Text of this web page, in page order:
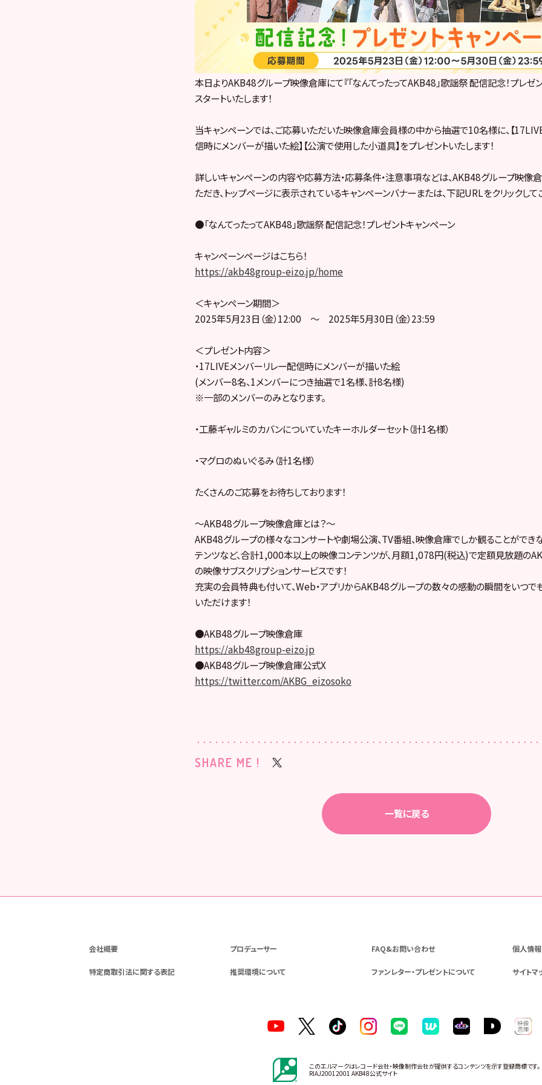
本日よりAKB48グループ映像倉庫にて『「なんてったってAKB48」歌謡祭 配信記念！プレゼ
スタートいたします！
当キャンペーンでは、ご応募いただいた映像倉庫会員様の中から抽選で10名様に、【
信時にメンバーが描いた絵】【公演で使用した小道具】をプレゼントいたします！
詳しいキャンペーンの内容や応募方法・応募条件・注意事項などは、AKB48グループ映像
ただき、トップページに表示されているキャンペーンバナーまたは、下記URLをクリックして
●「なんてったってAKB48」歌謡祭 配信記念！プレゼントキャンペーン
キャンペーンページはこちら！
https://akb48group-eizo.jp/home
＜キャンペーン期間＞
2025年5月23日（金）12:00 〜 2025年5月30日（金）23:59
＜プレゼント内容＞
・17LIVEメンバーリレー配信時にメンバーが描いた絵
(メンバー8名、1メンバーにつき抽選で1名様、計8名様)
※一部のメンバーのみとなります。
・工藤ギャルミのカバンについていたキーホルダーセット（計1名様）
・マグロのぬいぐるみ（計1名様）
たくさんのご応募をお待ちしております！
～AKB48グループ映像倉庫とは？～
AKB48グループの様々なコンサートや劇場公演、TV番組、映像倉庫でしか観ることができ
テンツなど、合計1,000本以上の映像コンテンツが、月額1,078円(税込)で定額見放題の
の映像サブスクリプションサービスです！
充実の会員特典も付いて、Web・アプリからAKB48グループの数々の感動の瞬間をいつで
いただけます！
●AKB48グループ映像倉庫
https://akb48group-eizo.jp
●AKB48グループ映像倉庫公式X
https://twitter.com/AKBG_eizosoko
SHARE ME !
一覧に戻る
会社概要 プロデューサー FAQ&お問い合わせ 個人情
特定商取引法に関する表記 推奨環境について ファンレター・プレゼントについて サイトマ
このエルマークはレコード会社・映像制作会社が提供するコンテンツを示す登録商標です。
RIAJ20012001 AKB48公式サイト